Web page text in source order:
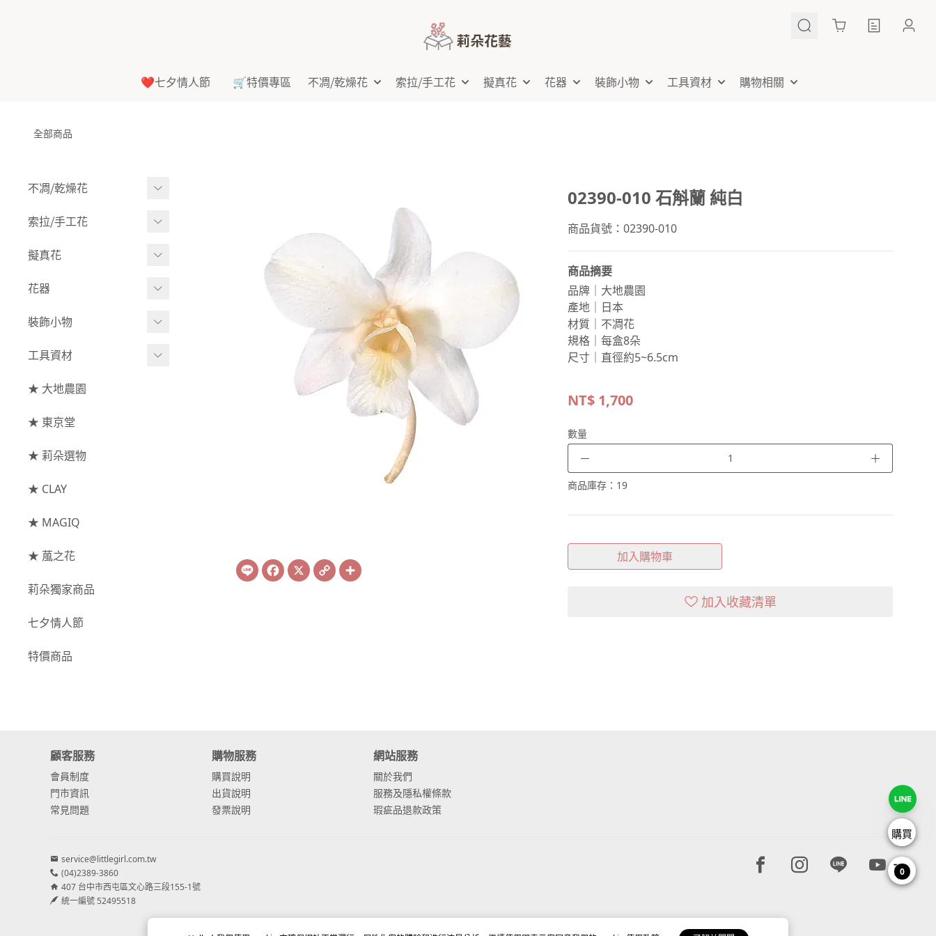
Cart
❤️七夕情人節 🛒特價專區 不凋⧸乾燥花 索拉⧸手工花 擬真花 花器 裝飾小物 工具資材 購物相關
全部商品
不凋⧸乾燥花
多色組合
- 其他
玫瑰
大玫瑰
- 迷你玫瑰
- 庭園玫瑰
- 其他玫瑰
主花
菊花
-
蘭花⧸大理花
康乃馨
- 安娜貝爾繡球花
- 日本繡球花
- 重瓣繡球花
配花
- 滿天星⧸木滿天星
索拉⧸手工花
索拉花(有花莖)
- 莉朵獨家水染
- 大地農園
索拉花(僅花頭)
原色
擬真花
盆栽⧸成品
綜合花束
葉材⧸藤蔓
枝條
果實
花器
小型花器
中大型花器
捧花架⧸吊架
藤圈⧸注連繩
提籃
裝飾小物
裝飾⧸擺飾
花插
工具資材
工具⧸型錄
資材
★ 大地農園
★ 東京堂
★ 莉朵選物
★ CLAY
★ MAGIQ
★ 葻之花
莉朵獨家商品
七夕情人節
特價商品
Line Facebook
X Copy
Link
02390-010 石斛蘭 純白
商品貨號：02390-010
商品摘要
品牌｜大地農園
產地｜日本
材質｜不凋花
規格｜每盒8朵
尺寸｜直徑約5~6.5cm
NT$ 1,700
數量
－ ＋
商品庫存： 19
加入購物車
加入收藏清單
顧客服務
會員制度
門市資訊
常見問題
購物服務
購買說明
出貨說明
發票說明
網站服務
關於我們
服務及隱私權條款
瑕疵品退款政策
service@littlegirl.com.tw
(04)2389-3860
407 台中市西屯區文心路三段155-1號
統一編號 52495518
Facebook page
Instagram page
Line pageYoutube
購買
0